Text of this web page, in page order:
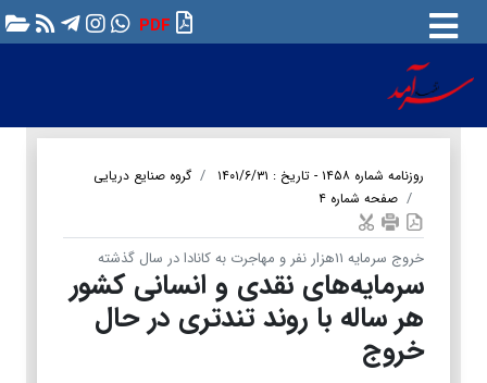
PDF
روزنامه شماره ۱۴۵۸ - تاریخ : ۱۴۰۱/۶/۳۱
گروه صنایع دریایی
صفحه شماره ۴
خروج سرمایه ۱۱هزار نفر و مهاجرت به کانادا در سال گذشته
سرمایه‌های نقدی و انسانی کشور
هر ساله با روند تندتری در حال
خروج